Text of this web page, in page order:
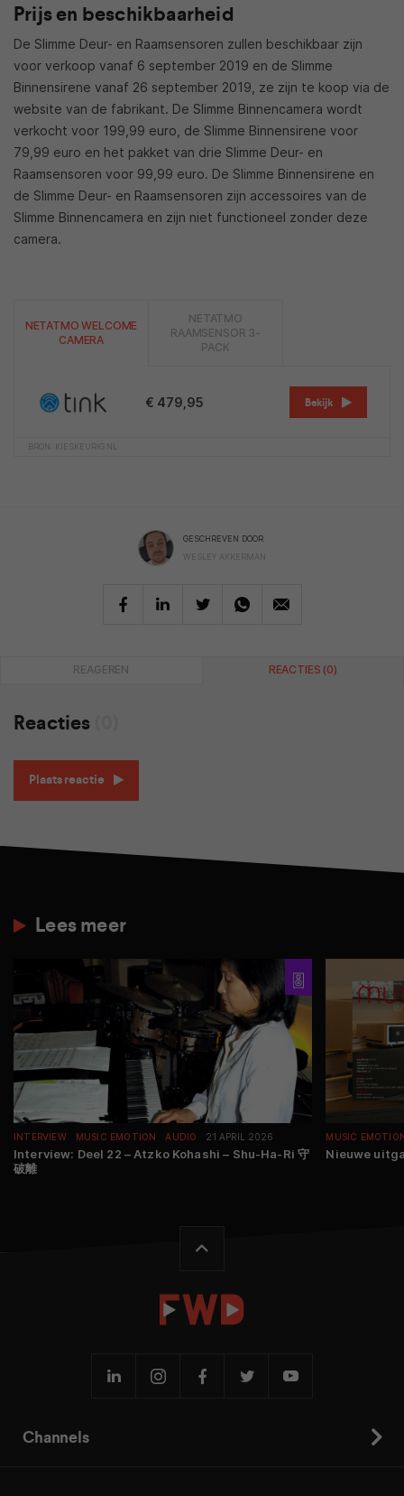
Prijs en beschikbaarheid
De Slimme Deur- en Raamsensoren zullen beschikbaar zijn
voor verkoop vanaf 6 september 2019 en de Slimme
Binnensirene vanaf 26 september 2019, ze zijn te koop via de
website van de fabrikant. De Slimme Binnencamera wordt
verkocht voor 199,99 euro, de Slimme Binnensirene voor
79,99 euro en het pakket van drie Slimme Deur- en
Raamsensoren voor 99,99 euro. De Slimme Binnensirene en
de Slimme Deur- en Raamsensoren zijn accessoires van de
Slimme Binnencamera en zijn niet functioneel zonder deze
camera.
NETATMO WELCOME
CAMERA
NETATMO
RAAMSENSOR 3-
PACK
€ 479,95 Bekijk
BRON: KIESKEURIG.NL
GESCHREVEN DOOR
WESLEY AKKERMAN
REAGEREN REACTIES (0)
Reacties
Plaats reactie
Lees meer
INTERVIEW MUSIC EMOTION AUDIO 21 APRIL 2026
Interview: Deel 22 – Atzko Kohashi – Shu-Ha-Ri 守
破離
MUSIC
Nieuwe
Channels